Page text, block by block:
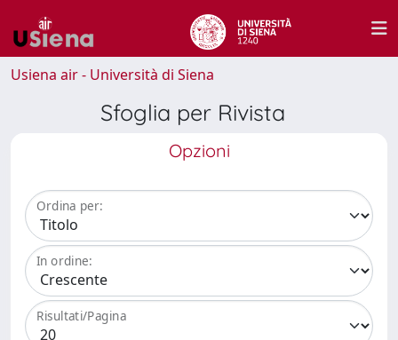
Usiena air - Università di Siena
Sfoglia per Rivista
Opzioni
Ordina per:
In ordine:
Risultati/Pagina